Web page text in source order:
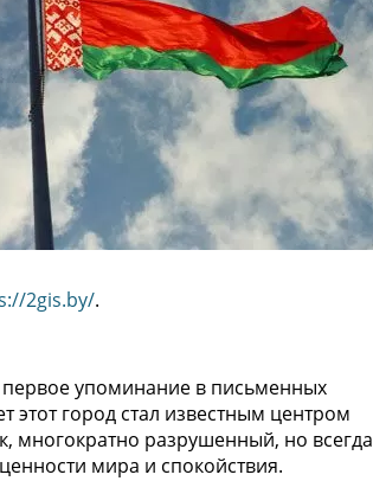
2gis.by/.
упоминание в письменных
этот город стал известным центром
многократно разрушенный, но всегда
мира и спокойствия.